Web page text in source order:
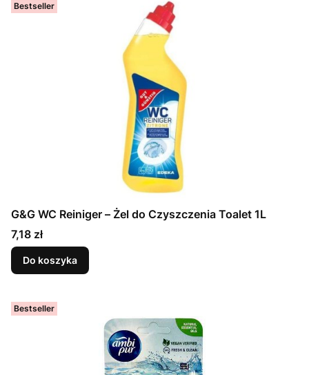
Bestseller
G&G WC Reiniger – Żel do Czyszczenia Toalet 1L
Cena
7,18 zł
Do koszyka
Bestseller